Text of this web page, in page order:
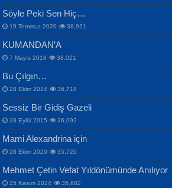
İPEK ACAR SERT
Gazze’nin Şecaati, Ümmetin İmtihanı...
Mescid-i Aksâ Üstüne Ay!...
Selahattin Yıldız
İdrakimle Üşürken...
ERDEM BAYAZIT
Sana, Bana, Vatanıma, Ülkemin
İnsanlarına Dair...
Söyle Peki Sen Hiç…
19 Temmuz 2020 38,921
KUMANDAN’A
7 Mayıs 2018 38,021
Bu Çılgın…
28 Ekim 2014 36,718
Sessiz Bir Gidiş Gazeli
28 Eylül 2015 36,092
Mami Alexandrina için
28 Ekim 2020 35,726
Mehmet Çetin Vefat Yıldönümünde Anılıyor
25 Kasım 2024 35,682